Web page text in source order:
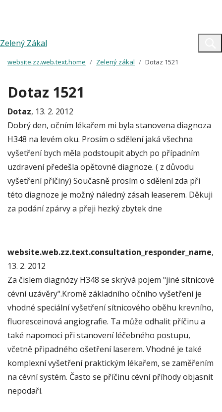
Zelený Zákal
website.zz.web.text.home Zelený zákal Dotaz 1521
Dotaz 1521
Dotaz, 13. 2. 2012
Dobrý den, očním lékařem mi byla stanovena diagnoza
H348 na levém oku. Prosím o sdělení jaká všechna
vyšetření bych měla podstoupit abych po případním
uzdravení předešla opětovné diagnoze. ( z důvodu
vyšetření příčiny) Současně prosím o sdělení zda při
této diagnoze je možný náledný zásah leaserem. Děkuji
za podání zpárvy a přeji hezký zbytek dne
website.web.zz.text.consultation_responder_name,
13. 2. 2012
Za čislem diagnózy H348 se skrývá pojem "jiné sítnicové
cévní uzávěry".Kromě základního očního vyšetření je
vhodné speciální vyšetření sítnicového oběhu krevního,
fluoresceinová angiografie. Ta může odhalit příčinu a
také napomoci při stanovení léčebného postupu,
včetně připadného ošetření laserem. Vhodné je také
komplexní vyšetření praktickým lékařem, se zaměřením
na cévní systém. Často se příčinu cévní příhody objasnit
nepodaří.